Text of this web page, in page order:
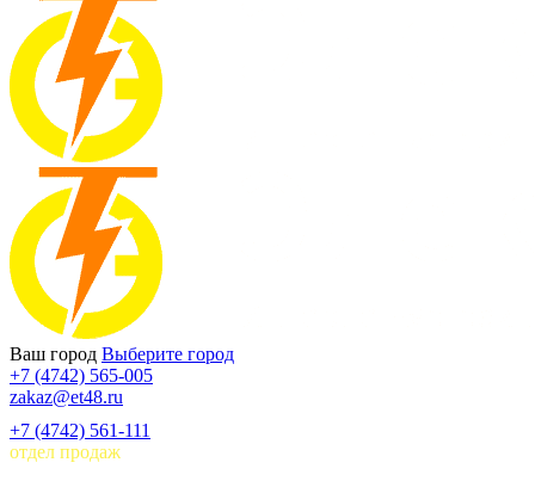
Ваш город Выберите город
+7 (4742) 565-005
zakaz@et48.ru
+7 (4742) 561-111
отдел продаж